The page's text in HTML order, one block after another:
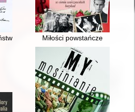
w Szczecinie 1945-2025
Miłości powstańcze